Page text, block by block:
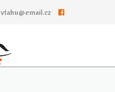
vtahu@email.cz